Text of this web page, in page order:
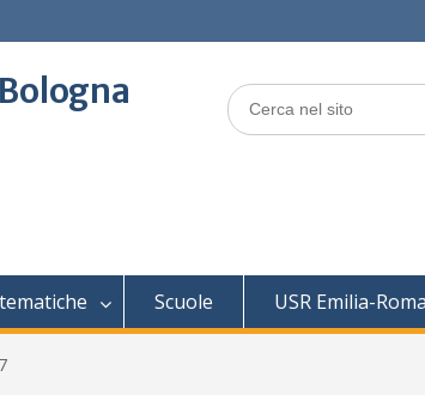
Search
for:
Scuole USR Emilia-